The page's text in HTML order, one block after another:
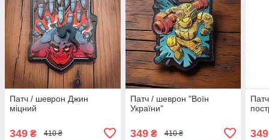
Патч / шеврон Джин
міцний
349 ₴ 410 ₴
Патч / шеврон "Воїн
України"
349₴ 410 ₴ 349